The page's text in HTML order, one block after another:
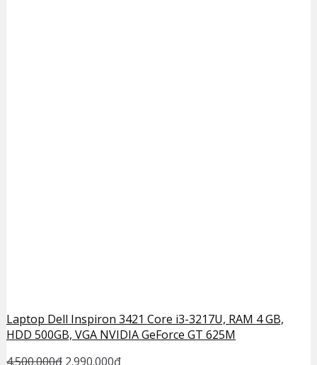
Laptop Dell Inspiron 3421 Core i3-3217U, RAM 4 GB,
HDD 500GB, VGA NVIDIA GeForce GT 625M
4.500.000₫ 2.990.000₫